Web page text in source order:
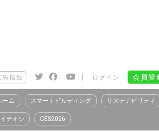
告掲載 | ログイン 会員登
ーム スマートビルディング サステナビリティ
イチオシ CES2026